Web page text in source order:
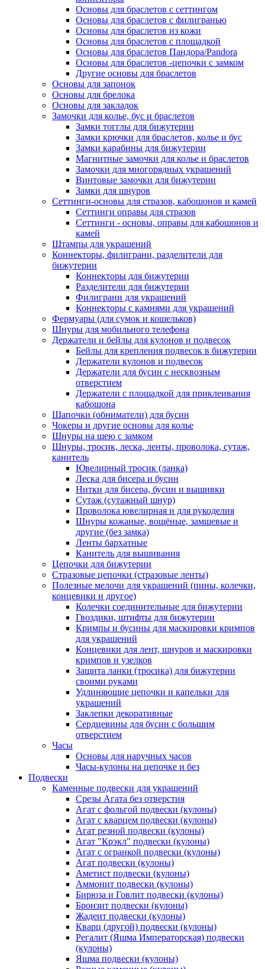
Основы для браслетов с сеттингом
Основы для браслетов с филигранью
Основы для браслетов из кожи
Основы для браслетов с площадкой
Основы для браслетов Пандора/Pandora
Основы для браслетов -цепочки с замком
Другие основы для браслетов
Основы для запонок
Основы для брелока
Основы для закладок
Замочки для колье, бус и браслетов
Замки тогглы для бижутерии
Замки крючки для браслетов, колье и бус
Замки карабины для бижутерии
Магнитные замочки для колье и браслетов
Замочки для многорядных украшений
Винтовые замочки для бижутерии
Замки для шнуров
Сеттинги-основы для стразов, кабошонов и камей
Сеттинги оправы для стразов
Сеттинги - основы, оправы для кабошонов и
камей
Штампы для украшений
Коннекторы, филиграни, разделители для
бижутерии
Коннекторы для бижутерии
Разделители для бижутерии
Филиграни для украшений
Коннекторы с камнями для украшений
Фермуары (для сумок и кошельков)
Шнуры для мобильного телефона
Держатели и бейлы для кулонов и подвесок
Бейлы для крепления подвесок в бижутерии
Держатели кулонов и подвесок
Держатели для бусин с несквозным
отверстием
Держатели с площадкой для приклеивания
кабошона
Шапочки (обниматели) для бусин
Чокеры и другие основы для колье
Шнуры на шею с замком
Шнуры, тросик, леска, ленты, проволока, сутаж,
канитель
Ювелирный тросик (ланка)
Леска для бисера и бусин
Нитки для бисера, бусин и вышивки
Сутаж (сутажный шнур)
Проволока ювелирная и для рукоделия
Шнуры кожаные, вощёные, замшевые и
другие (без замка)
Ленты бархатные
Канитель для вышивания
Цепочки для бижутерии
Стразовые цепочки (стразовые ленты)
Полезные мелочи для украшений (пины, колечки,
концевики и другое)
Колечки соединительные для бижутерии
Гвоздики, штифты для бижутерии
Кримпы и бусины для маскировки кримпов
для украшений
Концевики для лент, шнуров и маскировки
кримпов и узелков
Защита ланки (тросика) для бижутерии
своими руками
Удлиняющие цепочки и капельки для
украшений
Заклепки декоративные
Сердцевины для бусин с большим
отверстием
Часы
Основы для наручных часов
Часы-кулоны на цепочке и без
Подвески
Каменные подвески для украшений
Срезы Агата без отверстия
Агат с фольгой подвески (кулоны)
Агат с кварцем подвески (кулоны)
Агат резной подвески (кулоны)
Агат "Крэкл" подвески (кулоны)
Агат с огранкой подвески (кулоны)
Агат подвески (кулоны)
Аметист подвески (кулоны)
Аммонит подвески (кулоны)
Бирюза и Говлит подвески (кулоны)
Бронзит подвески (кулоны)
Жадеит подвески (кулоны)
Кварц (другой) подвески (кулоны)
Регалит (Яшма Императорская) подвески
(кулоны)
Яшма подвески (кулоны)